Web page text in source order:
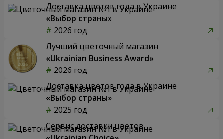
Доставка цветов года в Украине
«Выбор страны»
2026 год
Лучший цветочный магазин
«Ukrainian Business Award»
2026 год
Доставка цветов года в Украине
«Выбор страны»
2025 год
Сервис доставки цветов